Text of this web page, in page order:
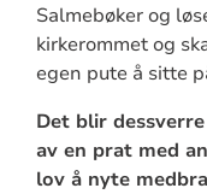
Salmebøker og
kirkerommet og
egen pute å sitte
Det blir
av en prat med
lov å nyte